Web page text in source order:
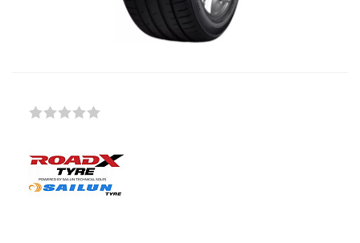
Добавляйте товары
25 % картой любого банка
Получайте товар
выбранный способом